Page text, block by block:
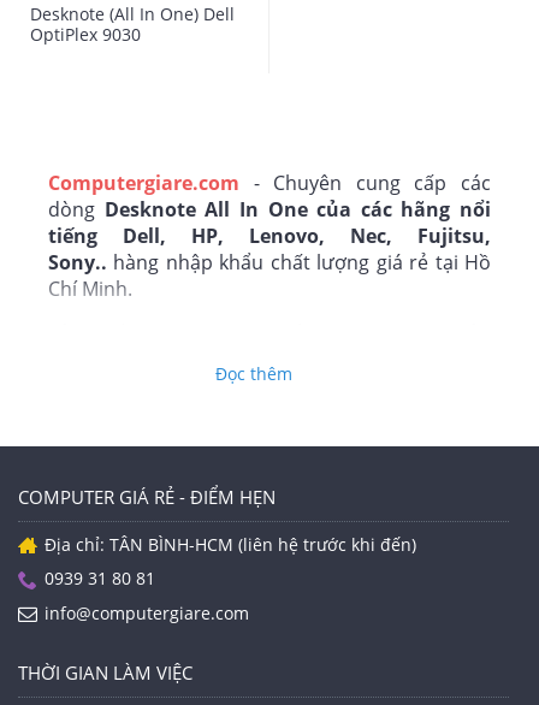
Desknote (All In One) Dell
OptiPlex 9030
Computergiare.com - Chuyên cung cấp các
dòng Desknote All In One của các hãng nổi
tiếng Dell, HP, Lenovo, Nec, Fujitsu,
Sony.. hàng nhập khẩu chất lượng giá rẻ tại Hồ
Chí Minh.
lucky120485.
https://computergiare.com
https://www.facebook.com/muabanlaptopmygiare/
https://twitter.com/computergiare
https://www.instagram.com/computergiare/
Đọc thêm
COMPUTER GIÁ RẺ - ĐIỂM HẸN
Địa chỉ: TÂN BÌNH-HCM (liên hệ trước khi đến)
0939 31 80 81
info@computergiare.com
THỜI GIAN LÀM VIỆC